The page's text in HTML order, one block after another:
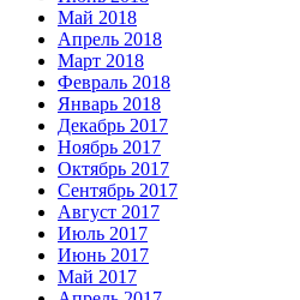
Май 2018
Апрель 2018
Март 2018
Февраль 2018
Январь 2018
Декабрь 2017
Ноябрь 2017
Октябрь 2017
Сентябрь 2017
Август 2017
Июль 2017
Июнь 2017
Май 2017